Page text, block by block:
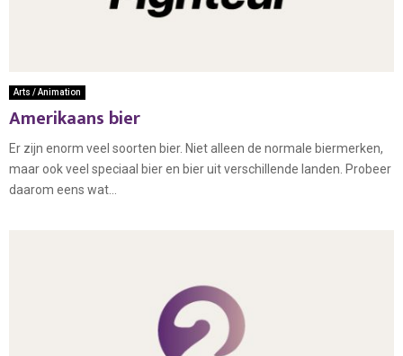
Arts / Animation
Amerikaans bier
Er zijn enorm veel soorten bier. Niet alleen de normale biermerken,
maar ook veel speciaal bier en bier uit verschillende landen. Probeer
daarom eens wat...